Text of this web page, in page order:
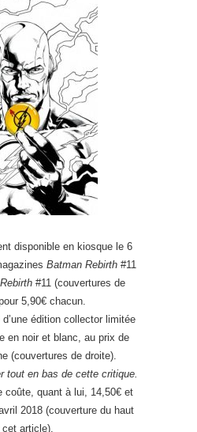
disponible en kiosque le 6
Batman Rebirth #11
#11 (couvertures de
5,90€ chacun.
édition collector limitée
en noir et blanc, au prix de
(couvertures de droite).
tout en bas de cette critique.
coûte, quant à lui, 14,50€ et
2018 (couverture du haut
cet article).